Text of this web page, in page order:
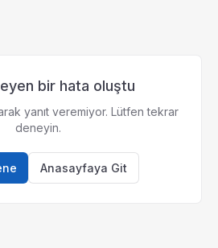
bir hata oluştu
yanıt veremiyor. Lütfen tekrar
deneyin.
Anasayfaya Git